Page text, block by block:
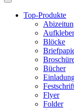
Toggle
navigationTop-Produkte
Aufkleber
Blöcke
Bücher
Flyer
Folder